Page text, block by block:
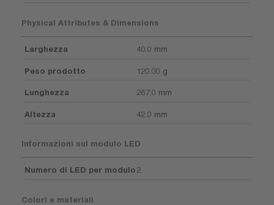
Physical Attributes & Dimensions
Larghezza 40.0 mm
Peso prodotto 120.00 g
Lunghezza 267.0 mm
Altezza 42.0 mm
Informazioni sul modulo LED
Numero di LED per modulo2
Colori e materiali